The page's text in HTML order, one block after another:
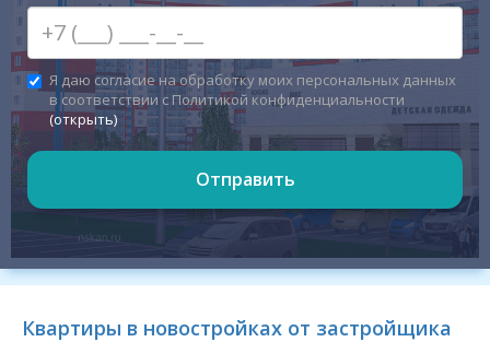
Я даю согласие на обработку моих персональных данных
в соответствии с Политикой конфиденциальности
(открыть)
Отправить
Квартиры в новостройках от застройщика